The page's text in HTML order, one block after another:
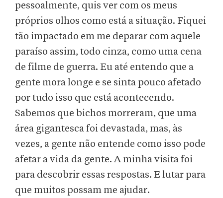
pessoalmente, quis ver com os meus
próprios olhos como está a situação. Fiquei
tão impactado em me deparar com aquele
paraíso assim, todo cinza, como uma cena
de filme de guerra. Eu até entendo que a
gente mora longe e se sinta pouco afetado
por tudo isso que está acontecendo.
Sabemos que bichos morreram, que uma
área gigantesca foi devastada, mas, às
vezes, a gente não entende como isso pode
afetar a vida da gente. A minha visita foi
para descobrir essas respostas. E lutar para
que muitos possam me ajudar.